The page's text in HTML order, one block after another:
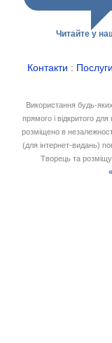
Читайте у
Контакти : Послуги
Використання будь-
прямого і відкритого
розміщено в
(для інтернет-видань)
Творець та